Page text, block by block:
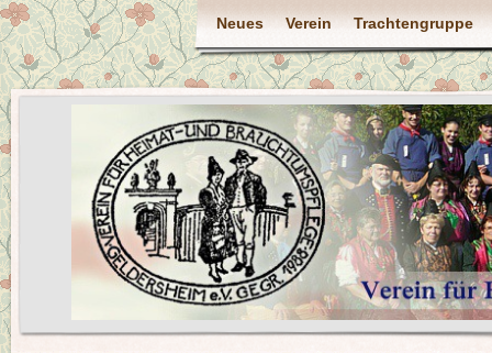
Neues Verein Trachtengruppe